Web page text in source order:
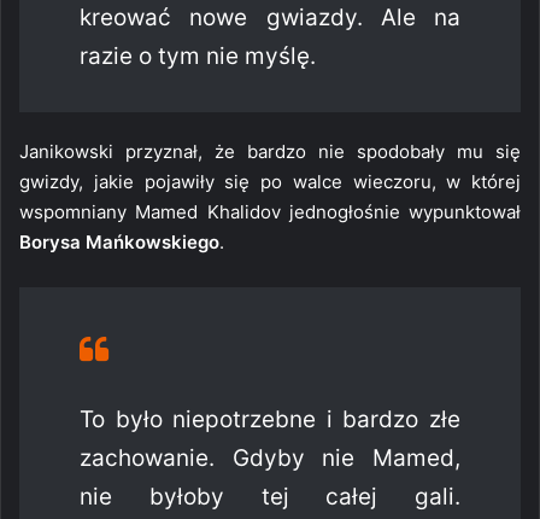
kreować nowe gwiazdy. Ale na
razie o tym nie myślę.
Janikowski przyznał, że bardzo nie spodobały mu się
gwizdy, jakie pojawiły się po walce wieczoru, w której
wspomniany Mamed Khalidov jednogłośnie wypunktował
Borysa Mańkowskiego.
To było niepotrzebne i bardzo złe
zachowanie. Gdyby nie Mamed,
nie byłoby tej całej gali.